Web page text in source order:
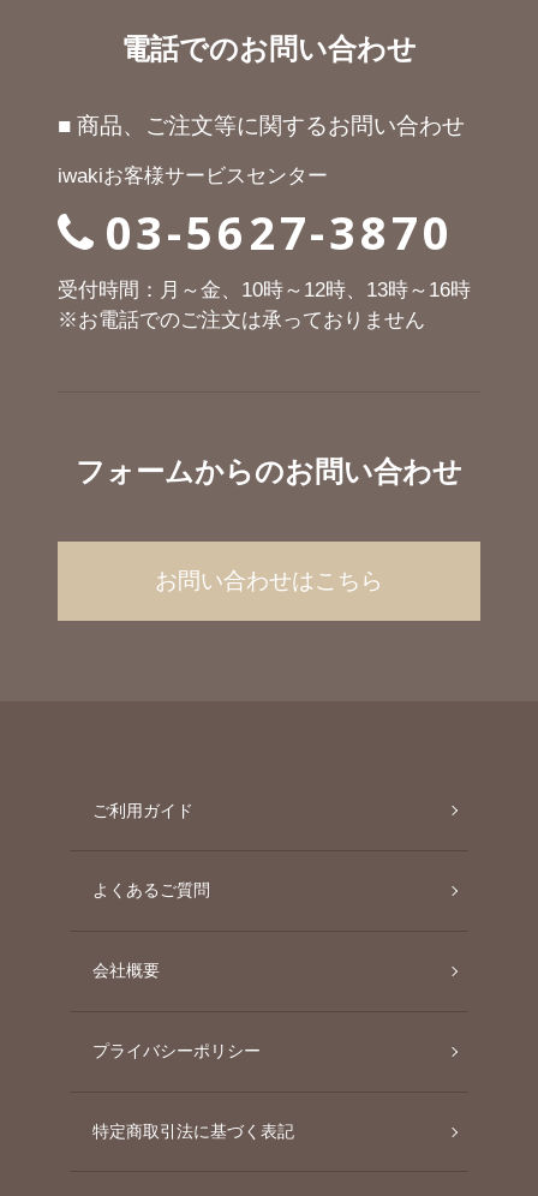
電話でのお問い合わせ
■ 商品、ご注文等に関するお問い合わせ
iwakiお客様サービスセンター
03-5627-3870
受付時間：月～金、10時～12時、13時～16時
※お電話でのご注文は承っておりません
フォームからのお問い合わせ
お問い合わせはこちら
ご利用ガイド
よくあるご質問
会社概要
プライバシーポリシー
特定商取引法に基づく表記